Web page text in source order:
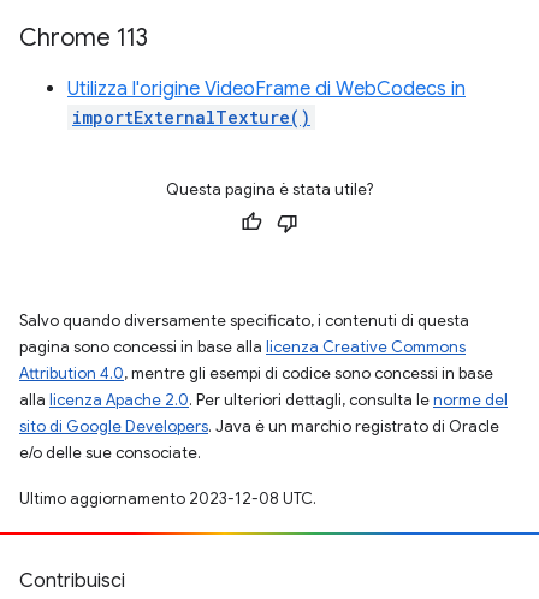
Chrome 113
Utilizza l'origine VideoFrame di WebCodecs in
importExternalTexture()
Questa pagina è stata utile?
Salvo quando diversamente specificato, i contenuti di questa
pagina sono concessi in base alla licenza Creative Commons
Attribution 4.0, mentre gli esempi di codice sono concessi in base
alla licenza Apache 2.0. Per ulteriori dettagli, consulta lenorme del
sito di Google Developers. Java è un marchio registrato di Oracle
e/o delle sue consociate.
Ultimo aggiornamento 2023-12-08 UTC.
Contribuisci